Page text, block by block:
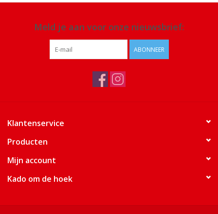
Meld je aan voor onze nieuwsbrief:
ABONNEER
Klantenservice
Producten
Mijn account
Kado om de hoek